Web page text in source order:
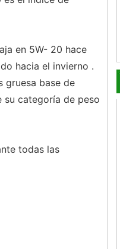
en 5W- 20 hace
hacia el invierno .
gruesa base de
categoría de peso
todas las